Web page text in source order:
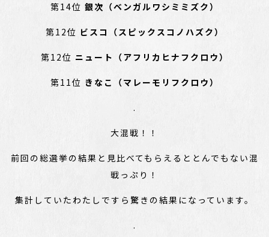
第14位 銀次（ベンガルワシミミズク）
第12位 ビスコ（スピックスコノハズク）
第12位 ニュート（アフリカヒナフクロウ）
第11位 きなこ（マレーモリフクロウ）
.
大混戦！！
前回の総選挙の結果と見比べてもらえるととんでもない混
戦っぷり！
集計していたわたしですら驚きの結果になっています。
.